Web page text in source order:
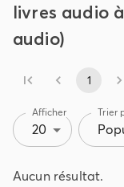
livres audio
audio)
1
Afficher
20
Trier
Aucun résultat.